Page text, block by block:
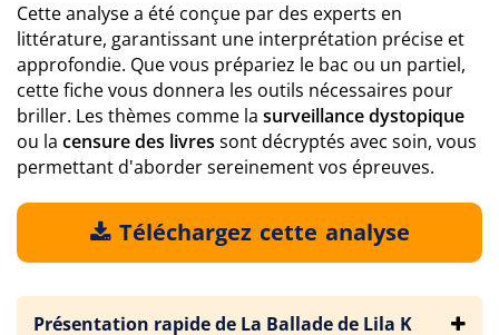
Cette analyse a été conçue par des experts en
littérature, garantissant une interprétation précise et
approfondie. Que vous prépariez le bac ou un partiel,
cette fiche vous donnera les outils nécessaires pour
briller. Les thèmes comme la surveillance dystopique
ou la censure des livres sont décryptés avec soin, vous
permettant d'aborder sereinement vos épreuves.
Téléchargez cette analyse
Présentation rapide de La Ballade de Lila K